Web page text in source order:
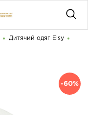
Дитячий одяг Elsy
-60%